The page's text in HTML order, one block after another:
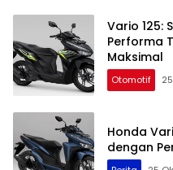
Vario 125:
Performa
Maksimal
Otomotif
Honda
dengan